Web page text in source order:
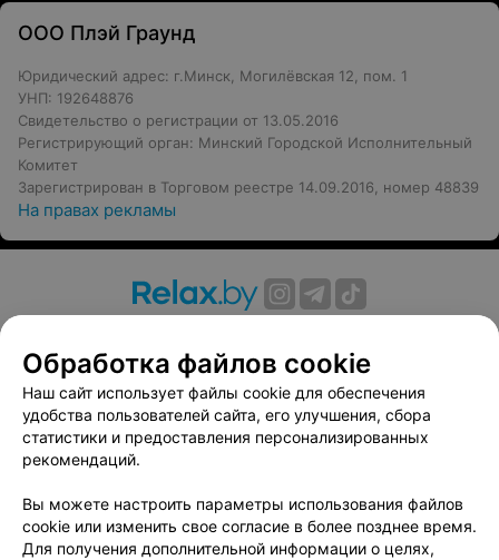
ООО Плэй Граунд
Юридический адрес: г.Минск, Могилёвская 12, пом. 1
УНП: 192648876
Свидетельство о регистрации от 13.05.2016
Регистрирующий орган: Минский Городской Исполнительный
Комитет
Зарегистрирован в Торговом реестре 14.09.2016, номер 48839
На правах рекламы
Вакансии
Публичный договор
Способы оплаты
Публичный договор по использованию сервиса
«Афиша»
Пользовательское соглашение
Связаться по вопросам сотрудничества
Написать руководителю relax.by
Обработка файлов cookie
Наш сайт использует файлы cookie для обеспечения
удобства пользователей сайта, его улучшения, сбора
статистики и предоставления персонализированных
рекомендаций.
Вы можете настроить параметры использования файлов
cookie или изменить свое согласие в более позднее время.
Для получения дополнительной информации о целях,